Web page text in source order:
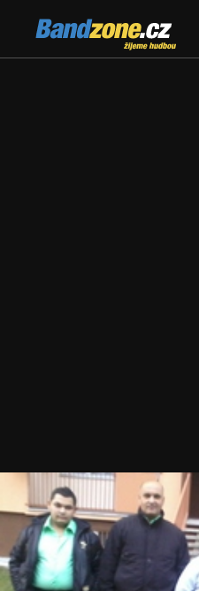
Bandzone.cz
žijeme hudbou